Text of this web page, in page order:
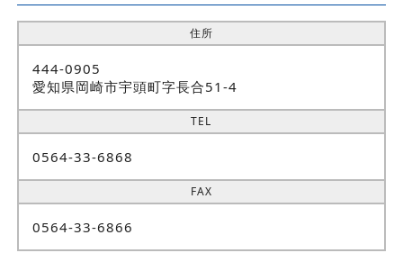
住所
444-0905
愛知県岡崎市宇頭町字長合51-4
TEL
0564-33-6868
FAX
0564-33-6866